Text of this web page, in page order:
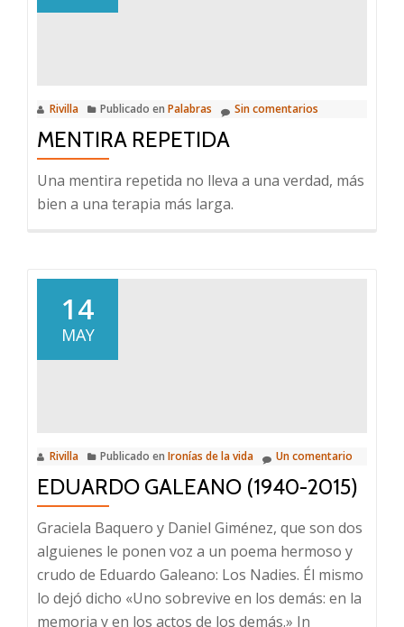
Rivilla Publicado en Palabras Sin comentarios
MENTIRA REPETIDA
Una mentira repetida no lleva a una verdad, más
bien a una terapia más larga.
14
MAY
Rivilla Publicado en Ironías de la vida Un comentario
EDUARDO GALEANO (1940-2015)
Graciela Baquero y Daniel Giménez, que son dos
alguienes le ponen voz a un poema hermoso y
crudo de Eduardo Galeano: Los Nadies. Él mismo
lo dejó dicho «Uno sobrevive en los demás: en la
memoria y en los actos de los demás.» In